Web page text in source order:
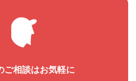
ご相談はお気軽に